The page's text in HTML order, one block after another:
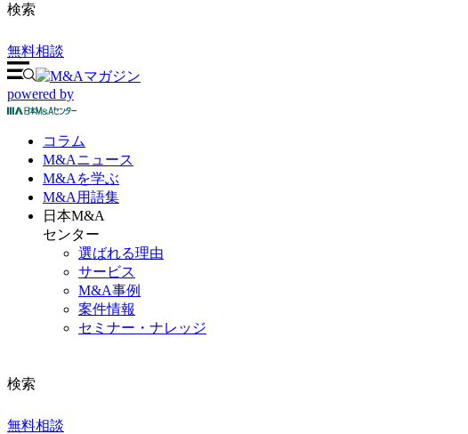
検索
無料相談
powered by
コラム
M&Aニュース
M&Aを学ぶ
M&A 用語集
日本M&A
センター
選ばれる理由
サービス
M&A事例
案件情報
セミナー・ナレッジ
検索
無料相談